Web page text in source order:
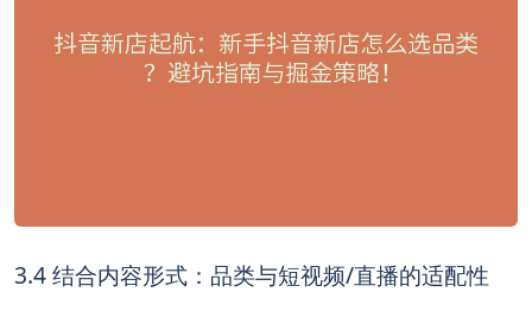
3.4 结合内容形式：品类与短视频/直播的适配性